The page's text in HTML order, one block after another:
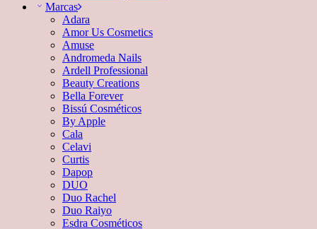
Marcas
Adara
Amor Us Cosmetics
Amuse
Andromeda Nails
Ardell Professional
Beauty Creations
Bella Forever
Bissú Cosméticos
By Apple
Cala
Celavi
Curtis
Dapop
DUO
Duo Rachel
Duo Raiyo
Esdra Cosméticos